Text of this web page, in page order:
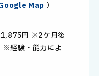
Map ）
1,875円 ※2ケ月後
経験・能力によ